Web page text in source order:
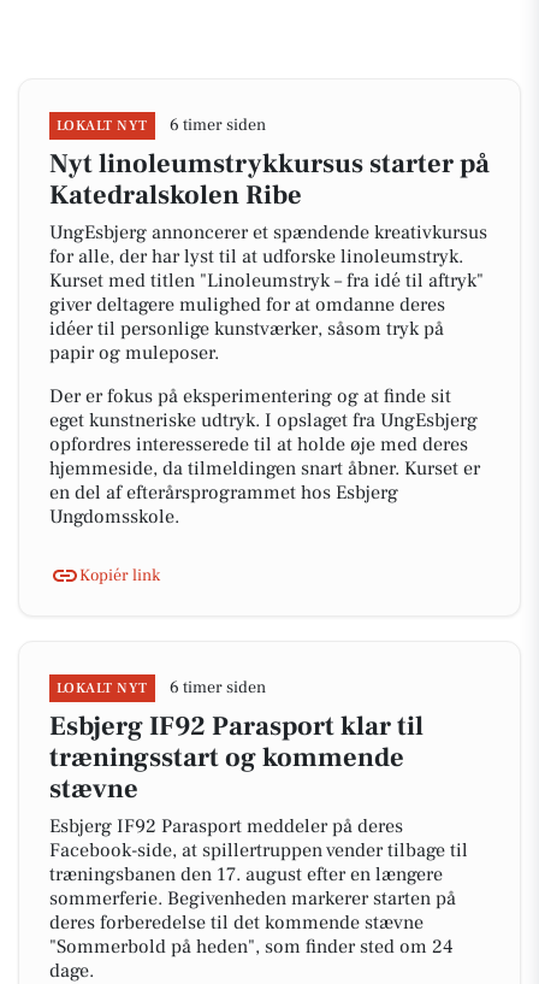
LOKALT NYT 6 timer siden
Nyt linoleumstrykkursus starter på
Katedralskolen Ribe
UngEsbjerg annoncerer et spændende kreativkursus
for alle, der har lyst til at udforske linoleumstryk.
Kurset med titlen "Linoleumstryk – fra idé til aftryk"
giver deltagere mulighed for at omdanne deres
idéer til personlige kunstværker, såsom tryk på
papir og muleposer.
Der er fokus på eksperimentering og at finde sit
eget kunstneriske udtryk. I opslaget fra UngEsbjerg
opfordres interesserede til at holde øje med deres
hjemmeside, da tilmeldingen snart åbner. Kurset er
en del af efterårsprogrammet hos Esbjerg
Ungdomsskole.
Kopiér link
LOKALT NYT 6 timer siden
Esbjerg IF92 Parasport klar til
træningsstart og kommende
stævne
Esbjerg IF92 Parasport meddeler på deres
Facebook-side, at spillertruppen vender tilbage til
træningsbanen den 17. august efter en længere
sommerferie. Begivenheden markerer starten på
deres forberedelse til det kommende stævne
"Sommerbold på heden", som finder sted om 24
dage.